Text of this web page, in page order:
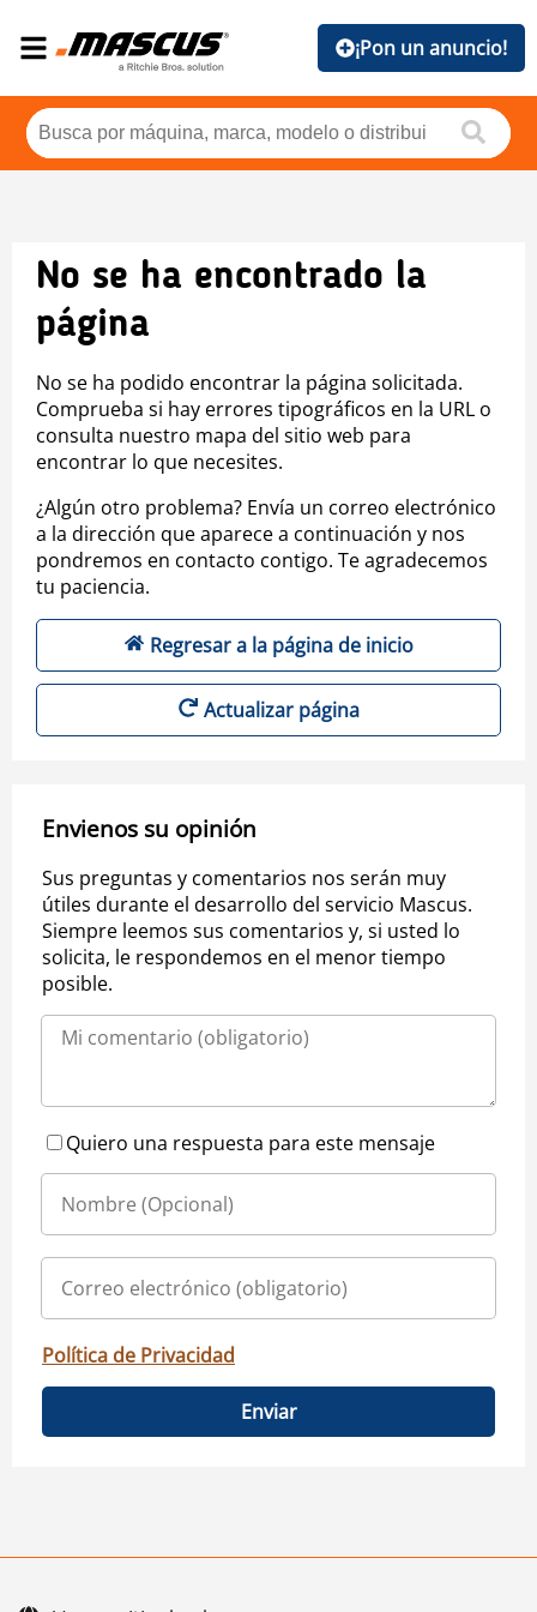
¡Pon un anuncio!
No se ha encontrado la
página
No se ha podido encontrar la página solicitada.
Comprueba si hay errores tipográficos en la URL o
consulta nuestro mapa del sitio web para
encontrar lo que necesites.
¿Algún otro problema? Envía un correo electrónico
a la dirección que aparece a continuación y nos
pondremos en contacto contigo. Te agradecemos
tu paciencia.
Regresar a la página de inicio
Actualizar página
Envienos su opinión
Sus preguntas y comentarios nos serán muy
útiles durante el desarrollo del servicio Mascus.
Siempre leemos sus comentarios y, si usted lo
solicita, le respondemos en el menor tiempo
posible.
Quiero una respuesta para este mensaje
Política de Privacidad
Enviar